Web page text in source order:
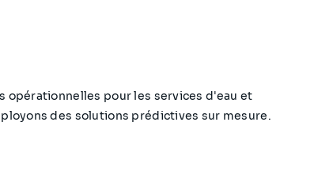
pour les services d'eau et
des solutions prédictives sur mesure.